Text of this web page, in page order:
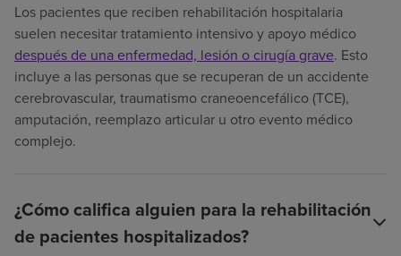
Los pacientes que reciben rehabilitación hospitalaria
suelen necesitar tratamiento intensivo y apoyo médico
después de una enfermedad, lesión o cirugía grave. Esto
incluye a las personas que se recuperan de un accidente
cerebrovascular, traumatismo craneoencefálico (TCE),
amputación, reemplazo articular u otro evento médico
complejo.
¿Cómo califica alguien para la rehabilitación
de pacientes hospitalizados?